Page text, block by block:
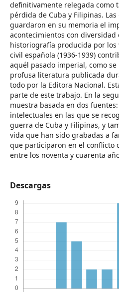
definitivamente relegada como
pérdida de Cuba y Filipinas.
guardaron en su memoria el
acontecimientos con diversidad
historiografía producida por los
civil española (1936-1939)
aquél pasado imperial, como
profusa literatura publicada
todo por la Editora Nacional.
parte de este trabajo. En la
muestra basada en dos
intelectuales en las que se
guerra de Cuba y Filipinas, y
vida que han sido grabadas a
que participaron en el conflicto
entre los noventa y cuarenta
Descargas